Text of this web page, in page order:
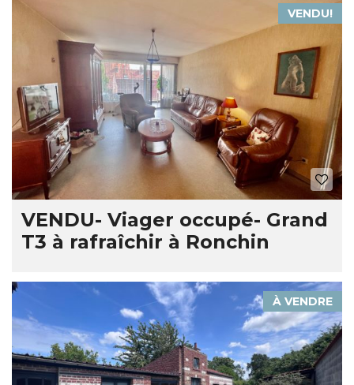
VENDU!
VENDU- Viager occupé- Grand
T3 à rafraîchir à Ronchin
À VENDRE